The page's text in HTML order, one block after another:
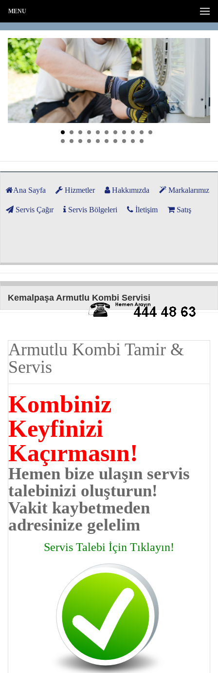
MENU
Ana Sayfa Hizmetler Hakkımızda Markalarımız
Servis Çağır Servis Bölgeleri İletişim Satış
Kemalpaşa Armutlu Kombi Servisi
Armutlu Kombi Tamir &
Servis
Kombiniz
Keyfinizi
Kaçırmasın!
Hemen bize ulaşın servis
talebinizi oluşturun!
Vakit kaybetmeden
adresinize gelelim
Servis Talebi İçin Tıklayın!